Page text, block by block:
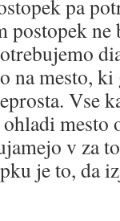
pa
postopek
na mesto,
Vse
mesto
v za
je to, da